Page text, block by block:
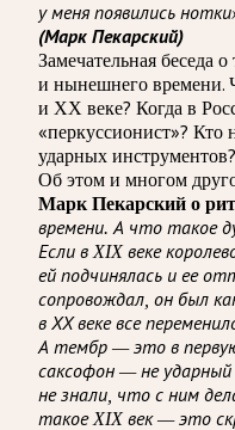
у меня появились
(Марк Пекарский)
Замечательная беседа
и нынешнего времени.
и ХХ веке? Когда в
«перкуссионист»? Кто
ударных
Об этом и многом
Марк Пекарский о
времени. А что такое
Если в XIX веке
ей подчинялась и ее
сопровождал, он был
в ХХ веке все
А тембр — это в
саксофон — не
не знали, что с ним
такое XIX век — это